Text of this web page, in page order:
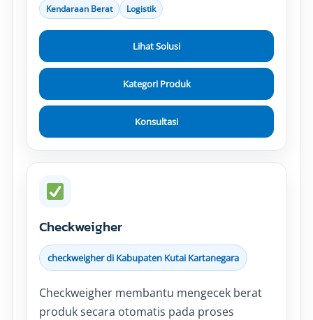
Kendaraan Berat
Logistik
Lihat Solusi
Kategori Produk
Konsultasi
Checkweigher
checkweigher di Kabupaten Kutai Kartanegara
Checkweigher membantu mengecek berat
produk secara otomatis pada proses